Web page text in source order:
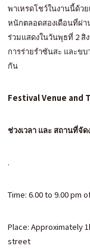
พาเหรดโชว์ในงานนี้ด้ว
หนักตลอดสองเดือนที่ผ่
ร่วมแสดงในวันพุธที่ 2 สิ
การร่ายรำซันสะ และข
กัน
Festival Venue and
ช่วงเวลา และ สถานที่จัด
.
Time: 6.00 to 9.00 pm
Place: Approximately
street